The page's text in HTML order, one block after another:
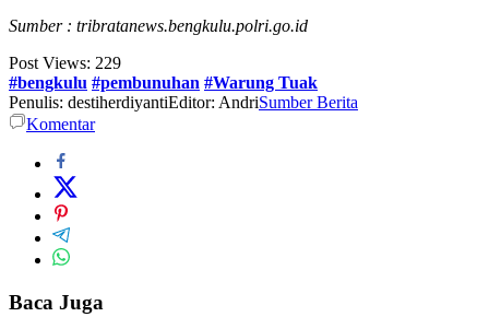
Sumber : tribratanews.bengkulu.polri.go.id
Post Views: 229
#bengkulu #pembunuhan #Warung Tuak
Penulis: destiherdiyantiEditor: AndriSumber Berita
Komentar
Baca Juga